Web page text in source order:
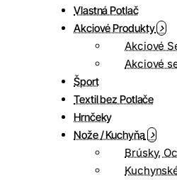
Vlastná Potlač
Akciové Produkty
Akciové
Akciové
Šport
Textil bez Potlače
Hrnčeky
Nože / Kuchyňa
Brúsky,